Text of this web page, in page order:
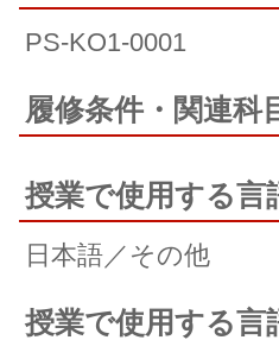
PS-KO1-0001
履修条件・関連科
授業で使用する言
日本語／その他
授業で使用する言